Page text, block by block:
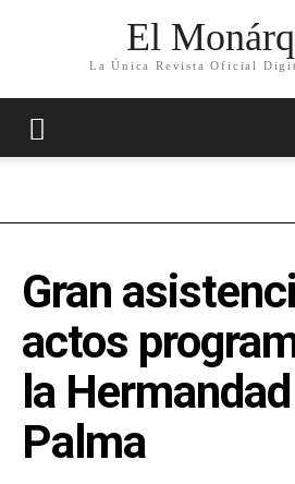
El
La Única Revista Oficial
Gran
actos
la
Palma